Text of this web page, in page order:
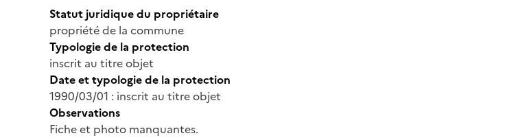
Statut juridique du propriétaire
propriété de la commune
Typologie de la protection
inscrit au titre objet
Date et typologie de la protection
1990/03/01 : inscrit au titre objet
Observations
Fiche et photo manquantes.